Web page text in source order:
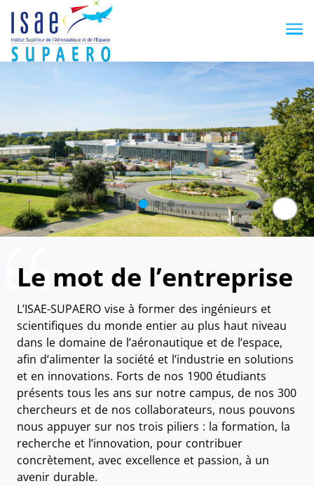
Le mot de l’entreprise
L’ISAE-SUPAERO vise à former des ingénieurs et
scientifiques du monde entier au plus haut niveau
dans le domaine de l’aéronautique et de l’espace,
afin d’alimenter la société et l’industrie en solutions
et en innovations. Forts de nos 1900 étudiants
présents tous les ans sur notre campus, de nos 300
chercheurs et de nos collaborateurs, nous pouvons
nous appuyer sur nos trois piliers : la formation, la
recherche et l’innovation, pour contribuer
concrètement, avec excellence et passion, à un
avenir durable.